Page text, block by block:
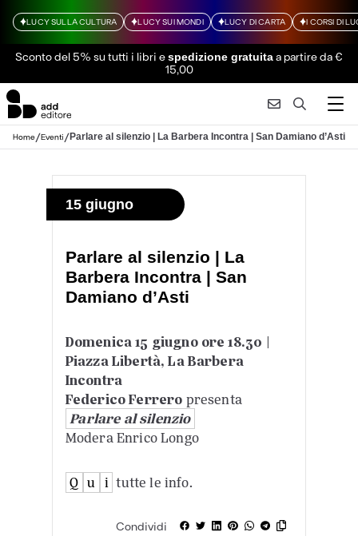
LUCY SULLA CULTURA LUCY SUI MONDI LUCY DI CARTA I CORSI DI
Sconto del 5% su tutti i libri espedizione gratuitaa partire da €
15,00
Home/Eventi/Parlare al silenzio | La Barbera Incontra | San Damiano d’Asti
15 giugno
Parlare al silenzio | La
Barbera Incontra | San
Damiano d’Asti
Domenica 15 giugno ore 18.30 |
Piazza Libertà, La Barbera
Incontra
Federico Ferrero presenta
Parlare al silenzio
Modera Enrico Longo
Q u i tutte le info.
Condividi